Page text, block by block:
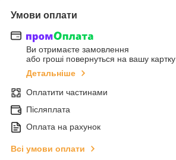
Умови оплати
Ви отримаєте замовлення
або гроші повернуться на вашу картку
Детальніше
Оплатити частинами
Післяплата
Оплата на рахунок
Всі умови оплати